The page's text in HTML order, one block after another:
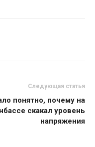
Следующая статья
понятно, почему на
скакал уровень
напряжения